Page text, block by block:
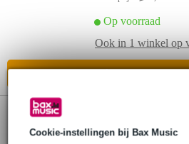
Cookie-instellingen bij Bax Music
Op voorraad
Ook in 1 winkel op
softcase voor